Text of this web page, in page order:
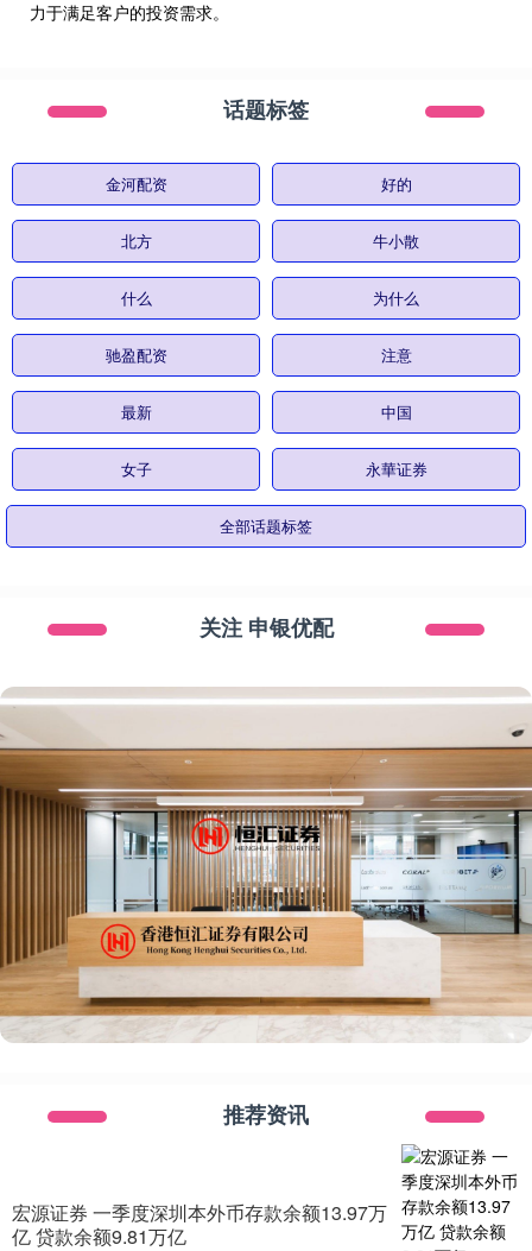
力于满足客户的投资需求。
话题标签
金河配资 好的
北方 牛小散
什么 为什么
驰盈配资 注意
最新 中国
女子 永華证券
全部话题标签
关注 申银优配
推荐资讯
宏源证券 一季度深圳本外币存款余额13.97万
亿 贷款余额9.81万亿